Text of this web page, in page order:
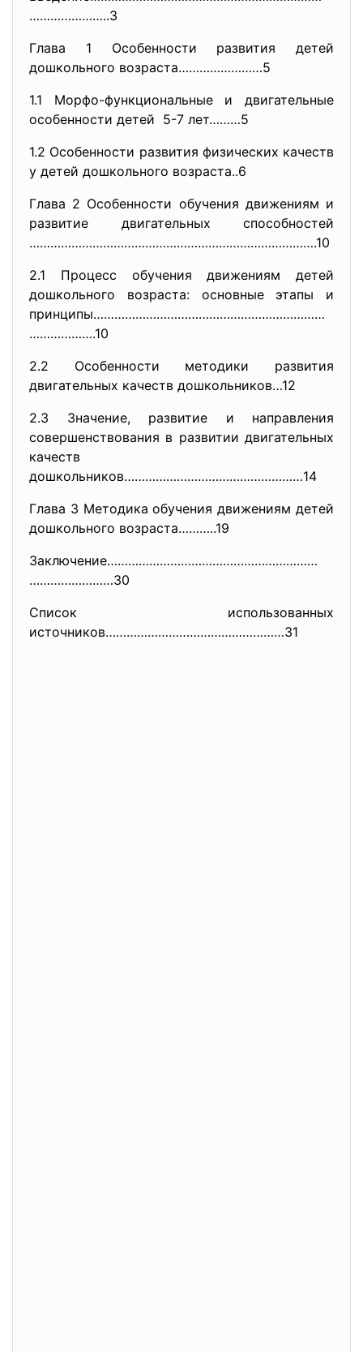
…………………..3
Глава 1 Особенности развития детей
дошкольного возраста……………………5
1.1 Морфо-функциональные и двигательные
особенности детей 5-7 лет………5
1.2 Особенности развития физических качеств
у детей дошкольного возраста..6
Глава 2 Особенности обучения движениям и
развитие двигательных способностей
……………………………………………………………………….10
2.1 Процесс обучения движениям детей
дошкольного возраста: основные этапы и
принципы…………………………………………………………
……………….10
2.2 Особенности методики развития
двигательных качеств дошкольников…12
2.3 Значение, развитие и направления
совершенствования в развитии двигательных
качеств
дошкольников……………………………………………14
Глава 3 Методика обучения движениям детей
дошкольного возраста………..19
Заключение……………………………………………………
……………………30
Список использованных
источников……………………………………………31